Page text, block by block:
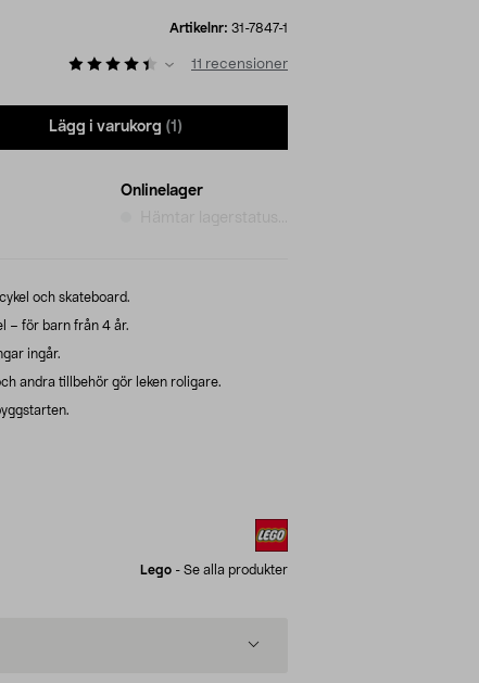
Artikelnr: 31-7847-1
11 recensioner
Lägg i varukorg (1)
Onlinelager
och skateboard.
– för barn från 4 år.
ingår.
andra tillbehör gör leken roligare.
Lego - Se alla produkter